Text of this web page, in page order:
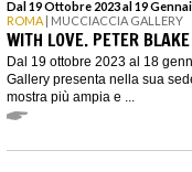
Dal 19 Ottobre 2023 al 19
ROMA | MUCCIACCIA GALLERY
WITH LOVE. PETER BLAKE
Dal 19 ottobre 2023 al 18
Gallery presenta nella sua
mostra più ampia e ...